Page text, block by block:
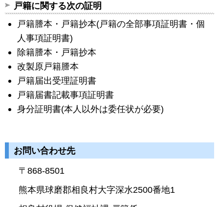
戸籍に関する次の証明
戸籍謄本・戸籍抄本(戸籍の全部事項証明書・個
人事項証明書)
除籍謄本・戸籍抄本
改製原戸籍謄本
戸籍届出受理証明書
戸籍届書記載事項証明書
身分証明書(本人以外は委任状が必要)
お問い合わせ先
〒868-8501
熊本県球磨郡相良村大字深水2500番地1